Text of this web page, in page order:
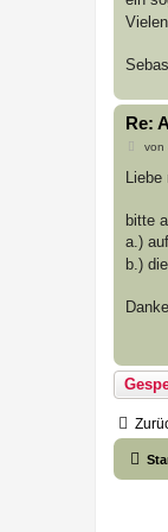
Re:
B
i
a
von
Liebe
bitte
a.)
b.)